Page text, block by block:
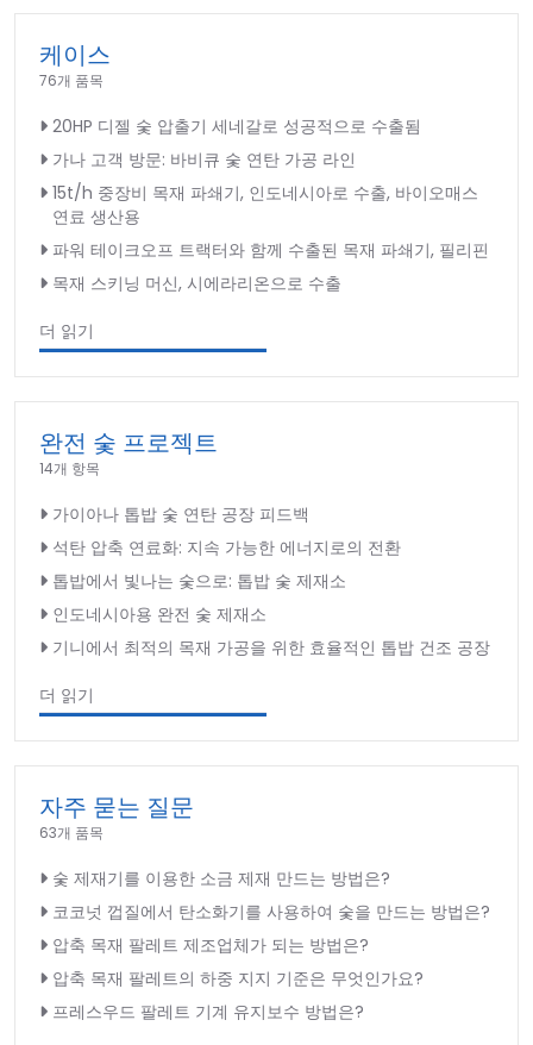
케이스
76개 품목
20HP 디젤 숯 압출기 세네갈로 성공적으로 수출됨
가나 고객 방문: 바비큐 숯 연탄 가공 라인
15t/h 중장비 목재 파쇄기, 인도네시아로 수출, 바이오매스
연료 생산용
파워 테이크오프 트랙터와 함께 수출된 목재 파쇄기, 필리핀
목재 스키닝 머신, 시에라리온으로 수출
더 읽기
완전 숯 프로젝트
14개 항목
가이아나 톱밥 숯 연탄 공장 피드백
석탄 압축 연료화: 지속 가능한 에너지로의 전환
톱밥에서 빛나는 숯으로: 톱밥 숯 제재소
인도네시아용 완전 숯 제재소
기니에서 최적의 목재 가공을 위한 효율적인 톱밥 건조 공장
더 읽기
자주 묻는 질문
63개 품목
숯 제재기를 이용한 소금 제재 만드는 방법은?
코코넛 껍질에서 탄소화기를 사용하여 숯을 만드는 방법은?
압축 목재 팔레트 제조업체가 되는 방법은?
압축 목재 팔레트의 하중 지지 기준은 무엇인가요?
프레스우드 팔레트 기계 유지보수 방법은?